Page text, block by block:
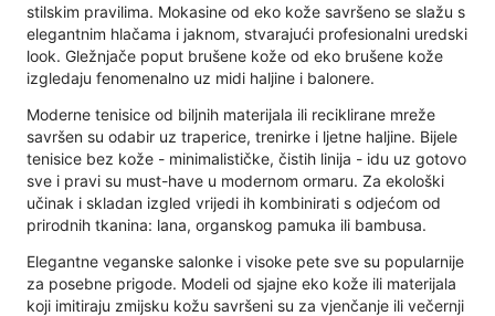
stilskim pravilima. Mokasine od eko kože savršeno se slažu s
elegantnim hlačama i jaknom, stvarajući profesionalni uredski
look. Gležnjače poput brušene kože od eko brušene kože
izgledaju fenomenalno uz midi haljine i balonere.
Moderne tenisice od biljnih materijala ili reciklirane mreže
savršen su odabir uz traperice, trenirke i ljetne haljine. Bijele
tenisice bez kože - minimalističke, čistih linija - idu uz gotovo
sve i pravi su must-have u modernom ormaru. Za ekološki
učinak i skladan izgled vrijedi ih kombinirati s odjećom od
prirodnih tkanina: lana, organskog pamuka ili bambusa.
Elegantne veganske salonke i visoke pete sve su popularnije
za posebne prigode. Modeli od sjajne eko kože ili materijala
koji imitiraju zmijsku kožu savršeni su za vjenčanje ili večernji